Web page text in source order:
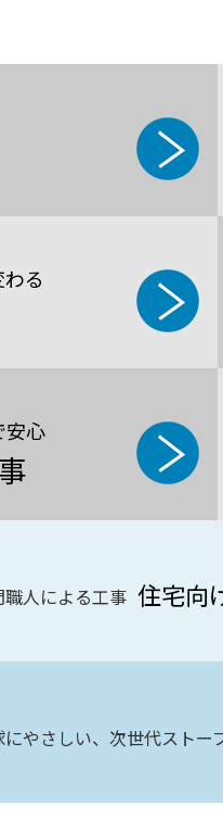
る
安心
職人による工事 住宅向
にやさしい、次世代ストー